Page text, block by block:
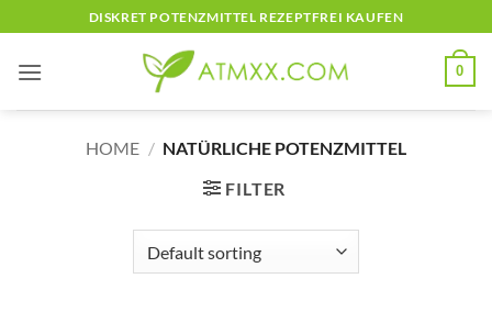
to
content
DISKRET POTENZMITTEL REZEPTFREI KAUFEN
0
HOME / NATÜRLICHE POTENZMITTEL
FILTER